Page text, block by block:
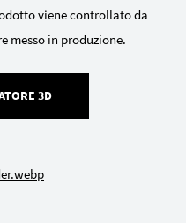
viene controllato da
messo in produzione.
3D